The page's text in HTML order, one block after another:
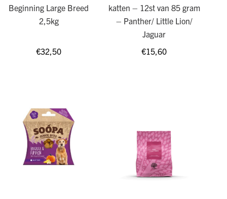
Beginning Large Breed
2,5kg
€32,50
katten – 12st van 85 gram
– Panther/ Little Lion/
Jaguar
€15,60